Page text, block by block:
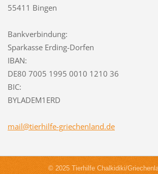
55411 Bingen
Bankverbindung:
Sparkasse Erding-Dorfen
IBAN:
DE80 7005 1995 0010 1210 36
BIC:
BYLADEM1ERD
mail@tierhilfe-griechenland.de
© 2025 Tierhilfe Chalkidiki/